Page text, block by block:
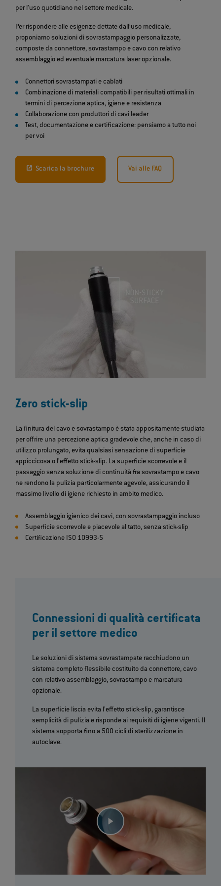
per l’uso quotidiano nel settore medicale.
Per rispondere alle esigenze dettate dall’uso medicale,
proponiamo soluzioni di sovrastampaggio personalizzate,
composte da connettore, sovrastampo e cavo con relativo
assemblaggio ed eventuale marcatura laser opzionale.
Connettori sovrastampati e cablati
Combinazione di materiali compatibili per risultati ottimali in
termini di percezione aptica, igiene e resistenza
Collaborazione con produttori di cavi leader
Test, documentazione e certificazione: pensiamo a tutto noi
per voi
Scarica la brochure Vai alle FAQ
Zero stick-slip
La finitura del cavo e sovrastampo è stata appositamente studiata
per offrire una percezione aptica gradevole che, anche in caso di
utilizzo prolungato, evita qualsiasi sensazione di superficie
appiccicosa o l’effetto stick-slip. La superficie scorrevole e il
passaggio senza soluzione di continuità fra sovrastampo e cavo
ne rendono la pulizia particolarmente agevole, assicurando il
massimo livello di igiene richiesto in ambito medico.
Assemblaggio igienico dei cavi, con sovrastampaggio incluso
Superficie scorrevole e piacevole al tatto, senza stick-slip
Certificazione ISO 10993-5
Connessioni di qualità certificata
per il settore medico
Le soluzioni di sistema sovrastampate racchiudono un
sistema completo flessibile costituito da connettore, cavo
con relativo assemblaggio, sovrastampo e marcatura
opzionale.
La superficie liscia evita l’effetto stick-slip, garantisce
semplicità di pulizia e risponde ai requisiti di igiene vigenti. Il
sistema sopporta fino a 500 cicli di sterilizzazione in
autoclave.